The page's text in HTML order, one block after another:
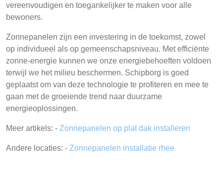
vereenvoudigen en toegankelijker te maken voor alle
bewoners.
Zonnepanelen zijn een investering in de toekomst, zowel
op individueel als op gemeenschapsniveau. Met efficiënte
zonne-energie kunnen we onze energiebehoeften voldoen
terwijl we het milieu beschermen. Schipborg is goed
geplaatst om van deze technologie te profiteren en mee te
gaan met de groeiende trend naar duurzame
energieoplossingen.
Meer artikels: - Zonnepanelen op plat dak installeren
Andere locaties: - Zonnepanelen installatie rhee